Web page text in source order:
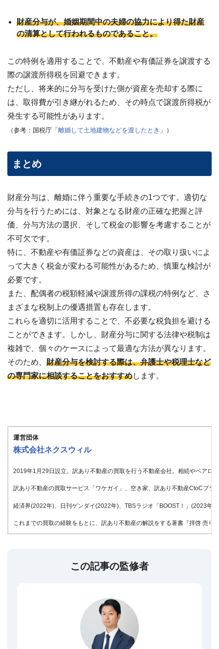
財産分与が、婚姻期間中の夫婦の協力により得た財産
の清算として行われるものであること。
この特例を適用することで、不動産や有価証券を譲渡する
際の譲渡所得税を回避できます。
ただし、将来的に分与を受けた側が資産を売却する際に
は、取得費が引き継がれるため、その時点で譲渡所得税が
発生する可能性があります。
（参考：国税庁「 離婚して土地建物などを渡したとき 」）
まとめ
財産分与は、離婚に伴う重要な手続きの1つです。適切な
分与を行うためには、対象となる財産の正確な把握と評
価、分与方法の選択、そして税金の影響を考慮することが
不可欠です。
特に、不動産や有価証券などの資産は、その取り扱いによ
って大きく税金が変わる可能性があるため、慎重な検討が
必要です。
また、配偶者の税額軽減や譲渡所得の課税の特例など、さ
まざまな税制上の優遇措置も存在します。
これらを適切に活用することで、不必要な税負担を避ける
ことができます。しかし、財産分与に関する法律や税制は
複雑で、個々のケースによって最適な方法が異なります。
そのため、 財産分与を検討する際は、弁護士や税理士など
の専門家に相談することをおすすめします。
運営団体
株式会社ネクスウィル
2019年1月29日設立。訳あり不動産の買取を行う不動産会社。相続やペアロ
訳あり不動産の買取サービス「ワケガイ」、空き家、訳あり不動産CtoCプラ
経済界(2022年)、日刊ゲンダイ(2022年)、TBSラジオ「BOOST！」(2023年
これまでの買取の経験をもとに、訳あり不動産の解説をする著書『拝啓 売
この記事の監修者